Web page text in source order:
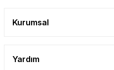
Kurumsal
Yardım